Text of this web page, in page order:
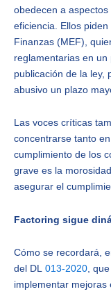
obedecen a
eficiencia. Ellos
Finanzas (MEF),
reglamentarias en
publicación de la ley,
abusivo un plazo
Las voces críticas
concentrarse tanto
cumplimiento de los
grave es la
asegurar el
Factoring sigue
Cómo se recordará,
del DL 013-2020,
implementar